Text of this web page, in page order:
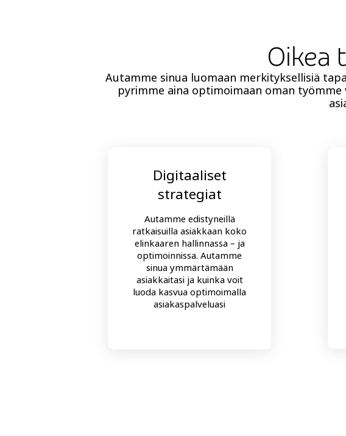
Oikea
Autamme sinua luomaan merkityksellisiä
pyrimme aina optimoimaan oman työmme
Digitaaliset
strategiat
Autamme edistyneillä
ratkaisuilla asiakkaan koko
elinkaaren hallinnassa – ja
optimoinnissa. Autamme
sinua ymmärtämään
asiakkaitasi ja kuinka voit
luoda kasvua optimoimalla
asiakaspalveluasi